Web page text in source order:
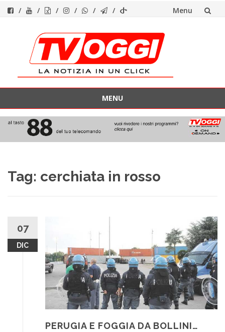
Menu
contenuto
MENU
contenuto
Tag: cerchiata in rosso
07
DIC
PERUGIA E FOGGIA DA BOLLINI…